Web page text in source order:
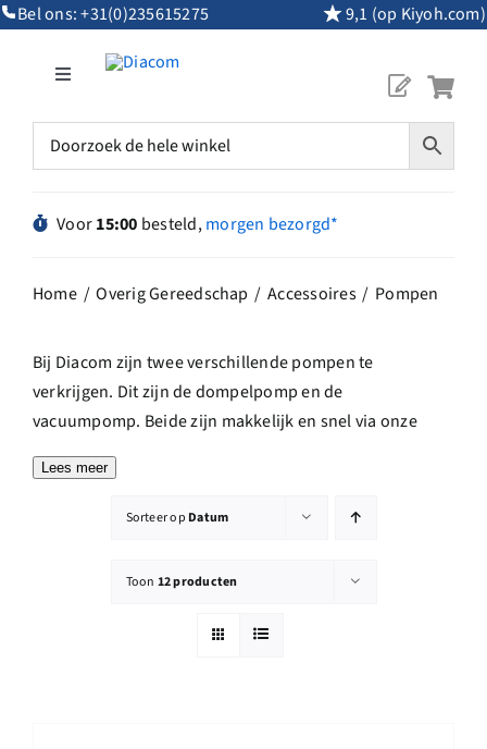
GaBel ons:+31(0)235615275 9,1 (op Kiyoh.com)
Toggle
Mijn Account
Maatwerk
Voor15:00 besteld,morgen bezorgd*
Home Overig Gereedschap Accessoires Pompen
Bij Diacom zijn twee verschillende pompen te
verkrijgen. Dit zijn de dompelpomp en de
vacuumpomp. Beide zijn makkelijk en snel via onze
website te bestellen.
Lees meer
Sorteer op Datum
Toon 12 producten